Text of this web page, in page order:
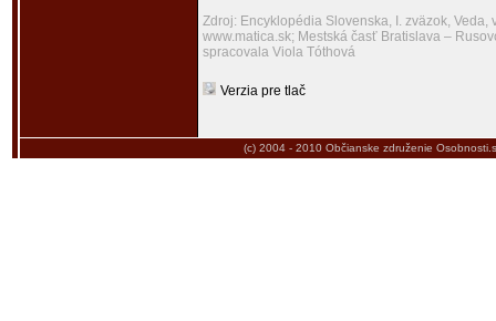
Zdroj: Encyklopédia Slovenska, I. zväzok, Veda,
www.matica.sk; Mestská časť Bratislava –
spracovala Viola Tóthová
Verzia pre tlač
(c) 2004 - 2010 Občianske združenie